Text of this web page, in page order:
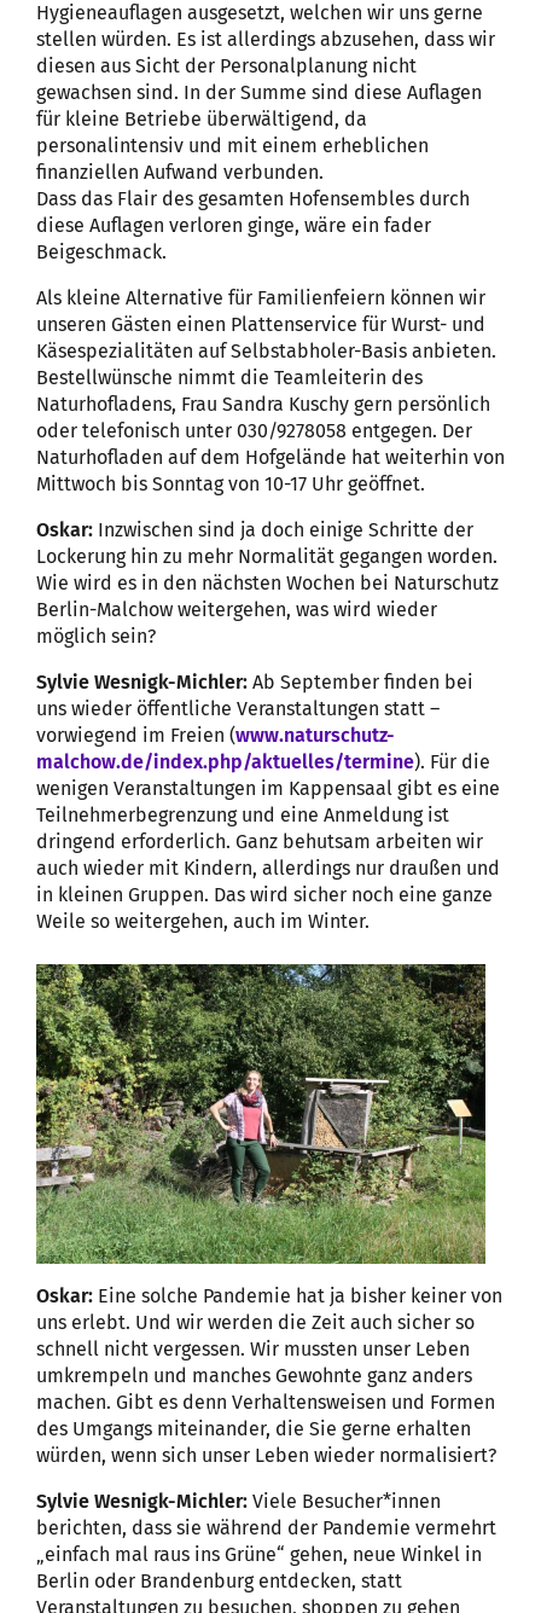
Hygieneauflagen ausgesetzt, welchen wir uns gerne
stellen würden. Es ist allerdings abzusehen, dass wir
diesen aus Sicht der Personalplanung nicht
gewachsen sind. In der Summe sind diese Auflagen
für kleine Betriebe überwältigend, da
personalintensiv und mit einem erheblichen
finanziellen Aufwand verbunden.
Dass das Flair des gesamten Hofensembles durch
diese Auflagen verloren ginge, wäre ein fader
Beigeschmack.
Als kleine Alternative für Familienfeiern können wir
unseren Gästen einen Plattenservice für Wurst- und
Käsespezialitäten auf Selbstabholer-Basis anbieten.
Bestellwünsche nimmt die Teamleiterin des
Naturhofladens, Frau Sandra Kuschy gern persönlich
oder telefonisch unter 030/9278058 entgegen. Der
Naturhofladen auf dem Hofgelände hat weiterhin von
Mittwoch bis Sonntag von 10-17 Uhr geöffnet.
Oskar: Inzwischen sind ja doch einige Schritte der
Lockerung hin zu mehr Normalität gegangen worden.
Wie wird es in den nächsten Wochen bei Naturschutz
Berlin-Malchow weitergehen, was wird wieder
möglich sein?
Sylvie Wesnigk-Michler: Ab September finden bei
uns wieder öffentliche Veranstaltungen statt –
vorwiegend im Freien (www.naturschutz-
malchow.de/index.php/aktuelles/termine). Für die
wenigen Veranstaltungen im Kappensaal gibt es eine
Teilnehmerbegrenzung und eine Anmeldung ist
dringend erforderlich. Ganz behutsam arbeiten wir
auch wieder mit Kindern, allerdings nur draußen und
in kleinen Gruppen. Das wird sicher noch eine ganze
Weile so weitergehen, auch im Winter.
Oskar: Eine solche Pandemie hat ja bisher keiner von
uns erlebt. Und wir werden die Zeit auch sicher so
schnell nicht vergessen. Wir mussten unser Leben
umkrempeln und manches Gewohnte ganz anders
machen. Gibt es denn Verhaltensweisen und Formen
des Umgangs miteinander, die Sie gerne erhalten
würden, wenn sich unser Leben wieder normalisiert?
Sylvie Wesnigk-Michler: Viele Besucher*innen
berichten, dass sie während der Pandemie vermehrt
„einfach mal raus ins Grüne“ gehen, neue Winkel in
Berlin oder Brandenburg entdecken, statt
Veranstaltungen zu besuchen, shoppen zu gehen